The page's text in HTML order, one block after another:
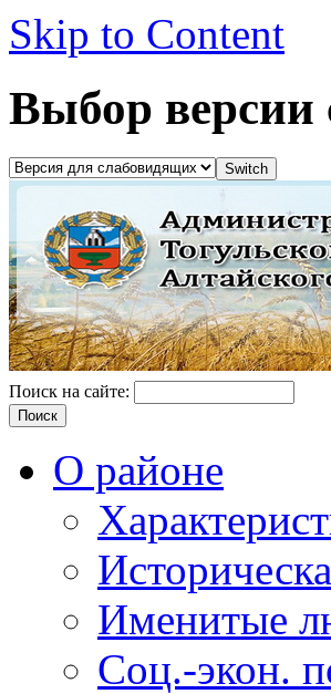
Skip to Content
Выбор версии
Поиск на сайте:
О районе
Именитые
Соц.-экон.